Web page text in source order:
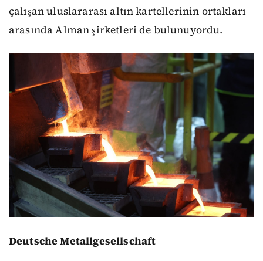
çalışan uluslararası altın kartellerinin ortakları
arasında Alman şirketleri de bulunuyordu.
Deutsche Metallgesellschaft